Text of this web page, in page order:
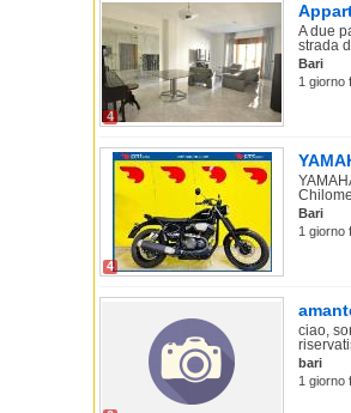
4
A due
strada
Bari
1 giorno
4
Bari
1 giorno
ciao,
bari
1 giorno